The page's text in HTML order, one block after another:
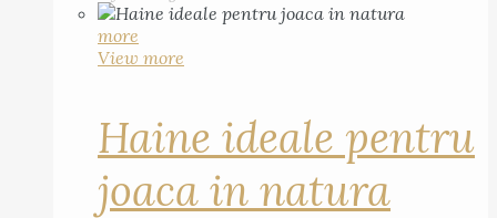
more
View more
Haine ideale pentru
joaca in natura